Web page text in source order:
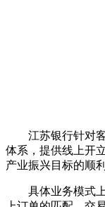
江苏银行针对
体系，提供线上开
产业振兴目标的顺
具体业务模式